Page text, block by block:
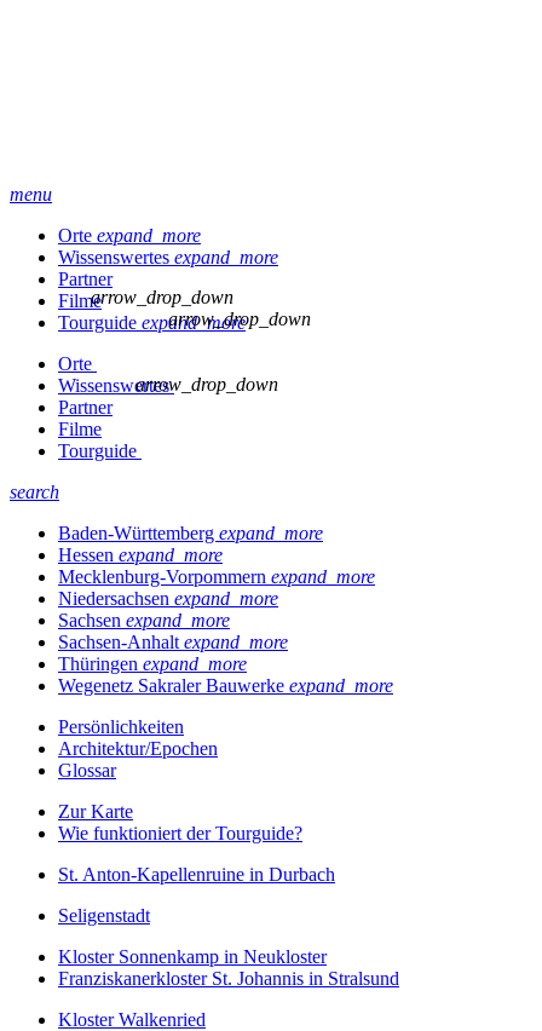
menu
Orte expand_more
Wissenswertes expand_more
Partner
Filme
Tourguide expand_more
Orte
arrow_drop_down
Wissenswertes
arrow_drop_down
Partner
Filme
Tourguide
arrow_drop_down
search
Baden-Württemberg expand_more
Hessen expand_more
Mecklenburg-Vorpommern expand_more
Niedersachsen expand_more
Sachsen expand_more
Sachsen-Anhalt expand_more
Thüringen expand_more
Wegenetz Sakraler Bauwerke expand_more
Persönlichkeiten
Architektur/Epochen
Glossar
Zur Karte
Wie funktioniert der Tourguide?
St. Anton-Kapellenruine in Durbach
Seligenstadt
Kloster Sonnenkamp in Neukloster
Franziskanerkloster St. Johannis in Stralsund
Kloster Walkenried